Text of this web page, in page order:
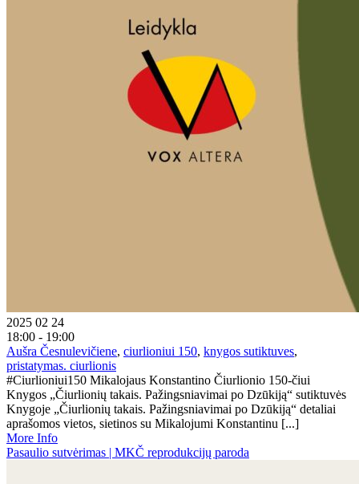
2025 02 24
18:00 - 19:00
Aušra Česnulevičiene, ciurlioniui 150, knygos sutiktuves,
pristatymas. ciurlionis
#Ciurlioniui150 Mikalojaus Konstantino Čiurlionio 150-čiui
Knygos „Čiurlionių takais. Pažingsniavimai po Dzūkiją“ sutiktuvės
Knygoje „Čiurlionių takais. Pažingsniavimai po Dzūkiją“ detaliai
aprašomos vietos, sietinos su Mikalojumi Konstantinu [...]
More Info
Pasaulio sutvėrimas | MKČ reprodukcijų paroda